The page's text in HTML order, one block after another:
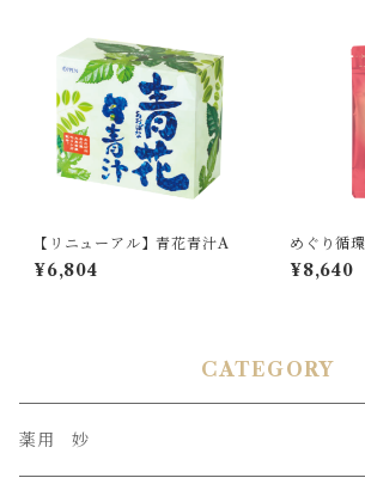
【リニューアル】青花青汁A
¥6,804
めぐり循環
¥8,640
CATEGORY
薬用 妙